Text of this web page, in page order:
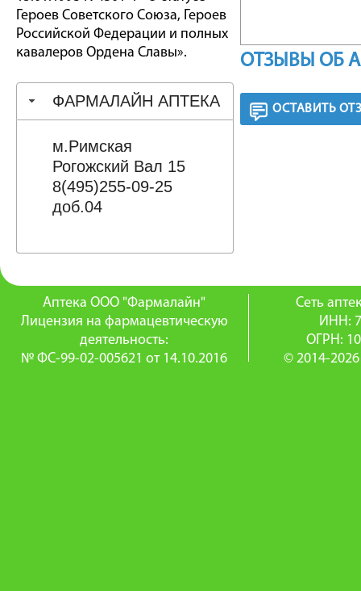
Героев Советского Союза, Героев
Российской Федерации и полных
кавалеров Ордена Славы».
ФАРМАЛАЙН АПТЕКА
м.Римская
Рогожский Вал 15
8(495)255-09-25
доб.04
ОТЗЫВЫ ОБ
ОСТАВИТЬ
Аптека ООО "Фармалайн"
Лицензия на фармацевтическую
деятельность:
№ ФС-99-02-005621 от 14.10.2016
Сеть
ИНН:
ОГРН:
© 2014-